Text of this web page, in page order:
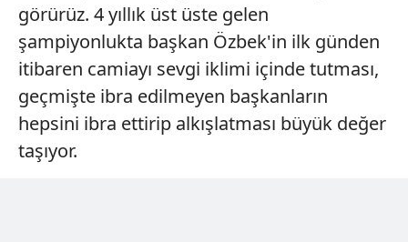
görürüz. 4 yıllık üst üste gelen
şampiyonlukta başkan Özbek'in ilk günden
itibaren camiayı sevgi iklimi içinde tutması,
geçmişte ibra edilmeyen başkanların
hepsini ibra ettirip alkışlatması büyük değer
taşıyor.